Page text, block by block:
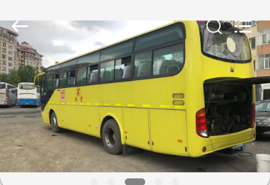
HAUS
PRODUKTE
ÜBER
UNS
CO.,
LTD..
All
Rights
Reserved.